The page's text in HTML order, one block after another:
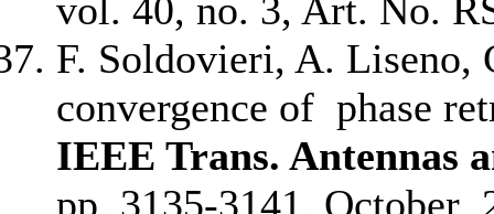
vol. 40, no. 3, Art. No.
F. Soldovieri, A. Liseno,
convergence of phase
IEEE Trans. Antennas
pp. 3135-3141, October